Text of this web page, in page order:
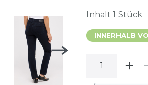
Inhalt 1 Stück
INNERHALB